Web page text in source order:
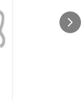
6PK